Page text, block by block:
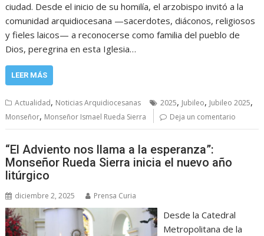
ciudad. Desde el inicio de su homilía, el arzobispo invitó a la
comunidad arquidiocesana —sacerdotes, diáconos, religiosos
y fieles laicos— a reconocerse como familia del pueblo de
Dios, peregrina en esta Iglesia…
LEER MÁS
Actualidad, Noticias Arquidiocesanas 2025, Jubileo, Jubileo 2025,
Monseñor, Monseñor Ismael Rueda Sierra Deja un comentario
“El Adviento nos llama a la esperanza”:
Monseñor Rueda Sierra inicia el nuevo año
litúrgico
diciembre 2, 2025 Prensa Curia
Desde la Catedral
Metropolitana de la